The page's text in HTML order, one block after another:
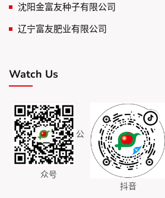
沈阳金富友种子有限公司
辽宁富友肥业有限公司
Watch Us
公
众号
抖音